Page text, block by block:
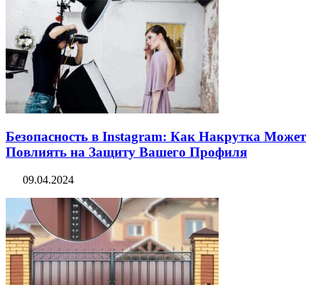
Безопасность в Instagram: Как Накрутка Может
Повлиять на Защиту Вашего Профиля
09.04.2024